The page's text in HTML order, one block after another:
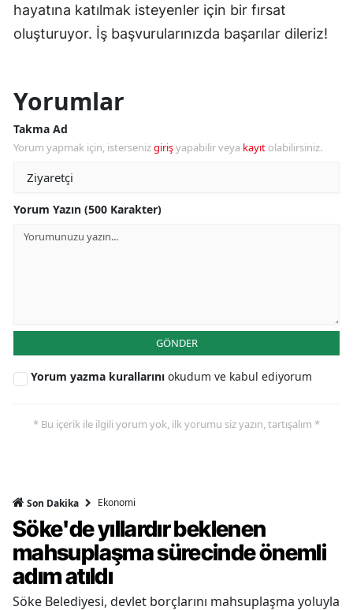
hayatına katılmak isteyenler için bir fırsat
oluşturuyor. İş başvurularınızda başarılar dileriz!
Yorumlar
Takma Ad
Yorum yapmak için, istersenizgirişyapabilir veya kayıt olabilirsiniz.
Yorum Yazın (500 Karakter)
GÖNDER
Yorum yazma kurallarını okudum ve kabul ediyorum
* Bu içerik ile ilgili yorum yok, ilk yorumu siz yazın, tartışalım *
Son Dakika Ekonomi
Söke'de yıllardır beklenen
mahsuplaşma sürecinde önemli
adım atıldı
Söke Belediyesi, devlet borçlarını mahsuplaşma yoluyla